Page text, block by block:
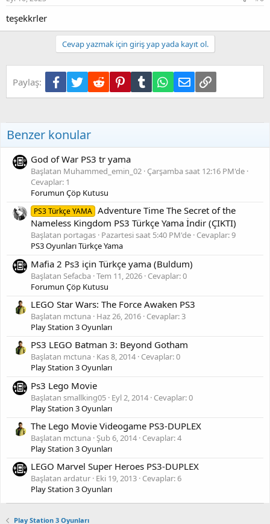
teşekkrler
Cevap yazmak için giriş yap yada kayıt ol.
Paylaş: Facebook
TwitterReddit PinterestTumblr WhatsApp
E-postaLink
Benzer konular
God of War PS3 tr yama
Başlatan Muhammed_emin_02 Çarşamba saat 12:16 PM'de
Cevaplar: 1
Forumun Çöp Kutusu
PS3 Türkçe YAMA Adventure Time The Secret of the
Nameless Kingdom PS3 Türkçe Yama İndir (ÇIKTI)
Başlatan portagas Pazartesi saat 5:40 PM'de Cevaplar: 9
PS3 Oyunları Türkçe Yama
Mafia 2 Ps3 için Türkçe yama (Buldum)
Başlatan Sefacba Tem 11, 2026 Cevaplar: 0
Forumun Çöp Kutusu
LEGO Star Wars: The Force Awaken PS3
Başlatan mctuna Haz 26, 2016 Cevaplar: 3
Play Station 3 Oyunları
PS3 LEGO Batman 3: Beyond Gotham
Başlatan mctuna Kas 8, 2014 Cevaplar: 0
Play Station 3 Oyunları
Ps3 Lego Movie
Başlatan smallking05 Eyl 2, 2014 Cevaplar: 0
Play Station 3 Oyunları
The Lego Movie Videogame PS3-DUPLEX
Başlatan mctuna Şub 6, 2014 Cevaplar: 4
Play Station 3 Oyunları
LEGO Marvel Super Heroes PS3-DUPLEX
Başlatan ardatur Eki 19, 2013 Cevaplar: 6
Play Station 3 Oyunları
Play Station 3 Oyunları